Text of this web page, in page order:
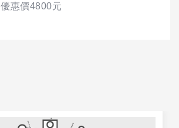
惠價4800元